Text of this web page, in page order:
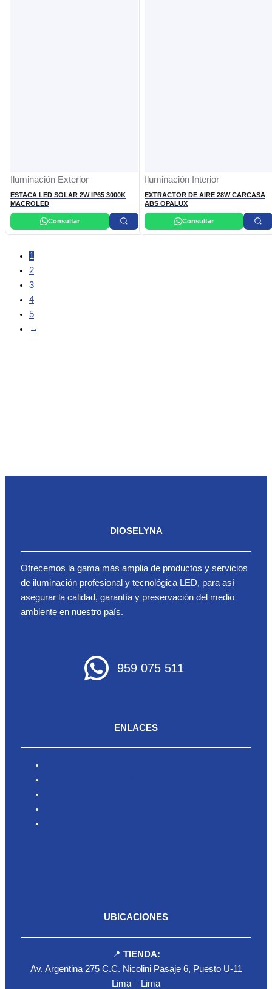
Iluminación Exterior
ESTACA LED SOLAR 2W IP65 3000K
MACROLED
Consultar
Iluminación Interior
EXTRACTOR DE AIRE 28W CARCASA
ABS OPALUX
Consultar
1
2
3
4
5
→
DIOSELYNA
Ofrecemos la gama más amplia de productos y servicios
de iluminación profesional y tecnológica LED, para así
asegurar la calidad, garantía y preservación del medio
ambiente en nuestro país.
959 075 511
ENLACES
UBICACIONES
📍 TIENDA:
Av. Argentina 275 C.C. Nicolini Pasaje 6, Puesto U-11
Lima – Lima